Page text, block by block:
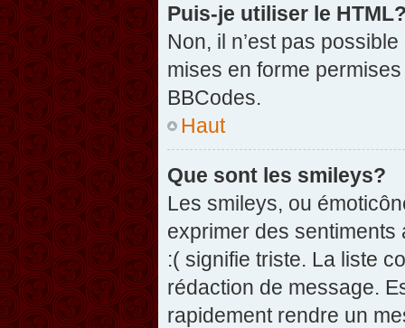
Puis-je utiliser le
Non, il n’est pas
mises en forme
BBCodes.
Haut
Que sont les smileys?
Les smileys, ou
exprimer des
:( signifie triste. La liste
rédaction de message.
rapidement rendre un